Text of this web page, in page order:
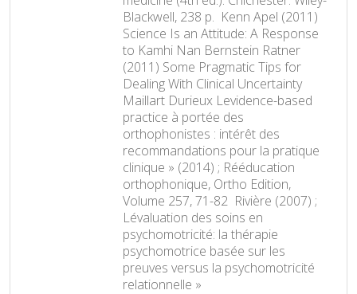
Blackwell, 238 p.  Kenn Apel (2011)
Science Is an Attitude: A Response
to Kamhi Nan Bernstein Ratner
(2011) Some Pragmatic Tips for
Dealing With Clinical Uncertainty 
Maillart Durieux Levidence-based
practice à portée des
orthophonistes : intérêt des
recommandations pour la pratique
clinique » (2014) ; Rééducation
orthophonique, Ortho Edition,
Volume 257, 71-82  Rivière (2007) ;
Lévaluation des soins en
psychomotricité: la thérapie
psychomotrice basée sur les
preuves versus la psychomotricité
relationnelle »